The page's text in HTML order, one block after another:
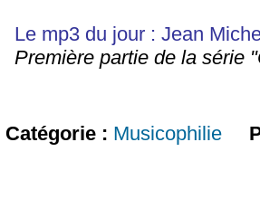
Le mp3 du jour : Jean
Première partie de la série
Catégorie : Musicophilie